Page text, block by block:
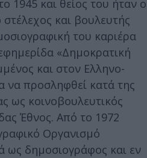
1945 και θείος του ήταν ο
και βουλευτής
του καριέρα
«Δημοκρατική
και στον Ελληνο-
να προσληφθεί κατά της
ως κοινοβουλευτικός
Έθνος. Από το 1972
Οργανισμό
δημοσιογράφος και εν